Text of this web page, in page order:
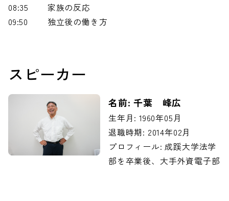
08:35
家族の反応
09:50
独立後の働き方
スピーカー
名前: 千葉 峰広
生年月: 1960年05月
退職時期: 2014年02月
プロフィール: 成蹊大学法学
部を卒業後、大手外資電子部